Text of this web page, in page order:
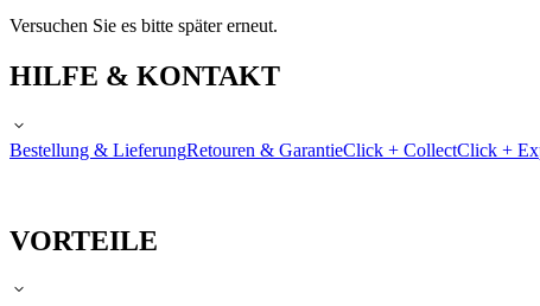
Versuchen Sie es bitte später erneut.
HILFE & KONTAKT
Bestellung & LieferungRetouren & GarantieClick + CollectClick +
VORTEILE